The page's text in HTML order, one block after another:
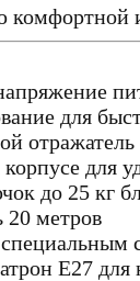
комфортной
для
для
до 25 кг
20 метров
Е27